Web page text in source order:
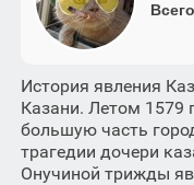
История явления
Казани. Летом 1579
большую часть
трагедии дочери
Онучиной трижды